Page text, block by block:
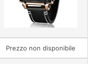
Prezzo non disponibile